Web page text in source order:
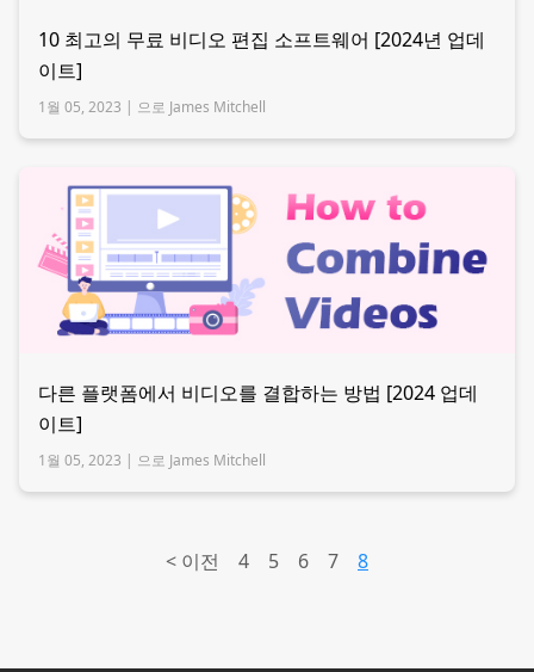
10 최고의 무료 비디오 편집 소프트웨어 [2024년 업데
이트]
1월 05, 2023 | 으로 James Mitchell
다른 플랫폼에서 비디오를 결합하는 방법 [2024 업데
이트]
1월 05, 2023 | 으로 James Mitchell
< 이전 4 5 6 7 8